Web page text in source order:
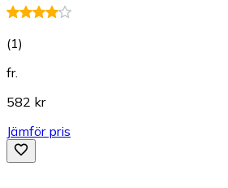
(1)
fr.
582 kr
Jämför pris